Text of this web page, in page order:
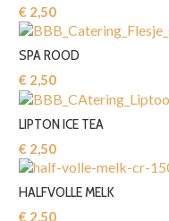
€ 2,50‎
SPA ROOD
€ 2,50‎
LIPTON ICE TEA
€ 2,50‎
HALFVOLLE MELK
€ 2,50‎